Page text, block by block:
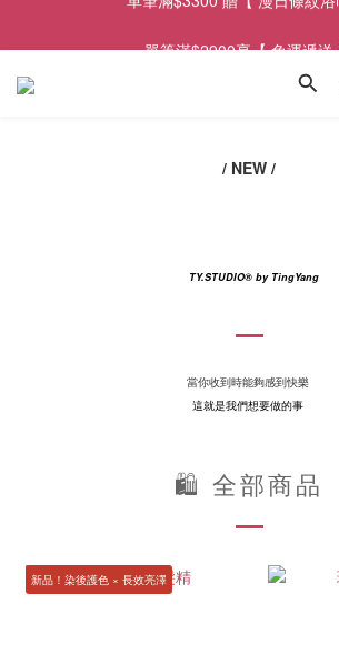
單筆滿$3300 贈【 漫日條紋浴
/ NEW /
TY.STUDIO® by TingYang
當你收到時能夠感到快樂
這就是我們想要做的事
🛍 全部商品
新品！染後護色 × 長效亮澤